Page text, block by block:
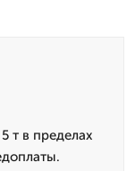
т в пределах